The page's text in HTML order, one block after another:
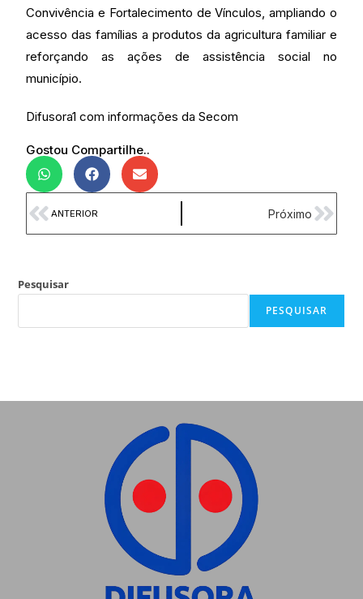
Convivência e Fortalecimento de Vínculos, ampliando o
acesso das famílias a produtos da agricultura familiar e
reforçando as ações de assistência social no
município.
Difusora1 com informações da Secom
Gostou Compartilhe..
ANTERIOR Próximo
Pesquisar
PESQUISAR